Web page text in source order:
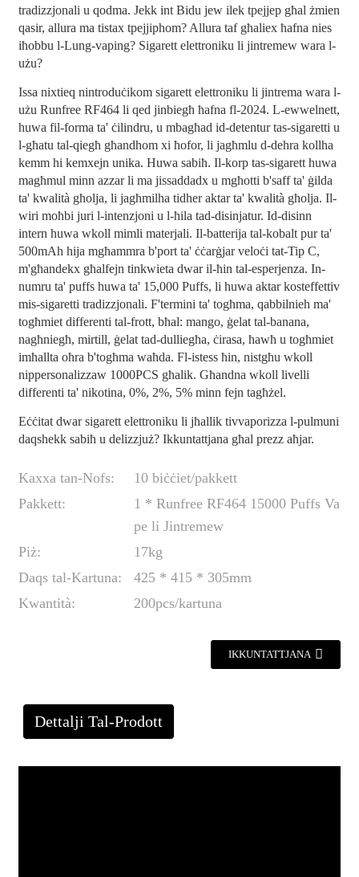
tradizzjonali u qodma. Jekk int Bidu jew ilek tpejjep għal żmien
qasir, allura ma tistax tpejjiphom? Allura taf għaliex ħafna nies
iħobbu l-Lung-vaping? Sigarett elettroniku li jintremew wara l-
użu?
Issa nixtieq nintroduċikom sigarett elettroniku li jintrema wara l-
użu Runfree RF464 li qed jinbiegħ ħafna fl-2024. L-ewwelnett,
huwa fil-forma ta' ċilindru, u mbagħad id-detentur tas-sigaretti u
l-għatu tal-qiegħ għandhom xi ħofor, li jagħmlu d-dehra kollha
kemm hi kemxejn unika. Huwa sabiħ. Il-korp tas-sigarett huwa
magħmul minn azzar li ma jissaddadx u mgħotti b'saff ta' ġilda
ta' kwalità għolja, li jagħmilha tidher aktar ta' kwalità għolja. Il-
wiri moħbi juri l-intenzjoni u l-ħila tad-disinjatur. Id-disinn
intern huwa wkoll mimli materjali. Il-batterija tal-kobalt pur ta'
500mAh hija mgħammra b'port ta' ċċarġjar veloċi tat-Tip C,
m'għandekx għalfejn tinkwieta dwar il-ħin tal-esperjenza. In-
numru ta' puffs huwa ta' 15,000 Puffs, li huwa aktar kosteffettiv
mis-sigaretti tradizzjonali. F'termini ta' togħma, qabbilnieh ma'
togħmiet differenti tal-frott, bħal: mango, ġelat tal-banana,
nagħniegħ, mirtill, ġelat tad-dulliegħa, ċirasa, ħawħ u togħmiet
imħallta oħra b'togħma waħda. Fl-istess ħin, nistgħu wkoll
nippersonalizzaw 1000PCS għalik. Għandna wkoll livelli
differenti ta' nikotina, 0%, 2%, 5% minn fejn tagħżel.
Eċċitat dwar sigarett elettroniku li jħallik tivvaporizza l-pulmuni
daqshekk sabiħ u delizzjuż? Ikkuntattjana għal prezz aħjar.
Kaxxa tan-Nofs:
10 biċċiet/pakkett
Pakkett:
1 * Runfree RF464 15000 Puffs Va
pe li Jintremew
Piż:
17kg
Daqs tal-Kartuna:
425 * 415 * 305mm
Kwantità:
200pcs/kartuna
IKKUNTATTJANA
Dettalji Tal-Prodott